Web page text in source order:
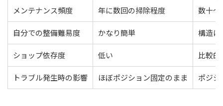
メンテナンス頻度 年に数回の掃除程度 数十〜
自分での整備難易度 かなり簡単 構造に
ショップ依存度 低い 比較的
トラブル発生時の影響 ほぼポジション固定のまま ポジシ